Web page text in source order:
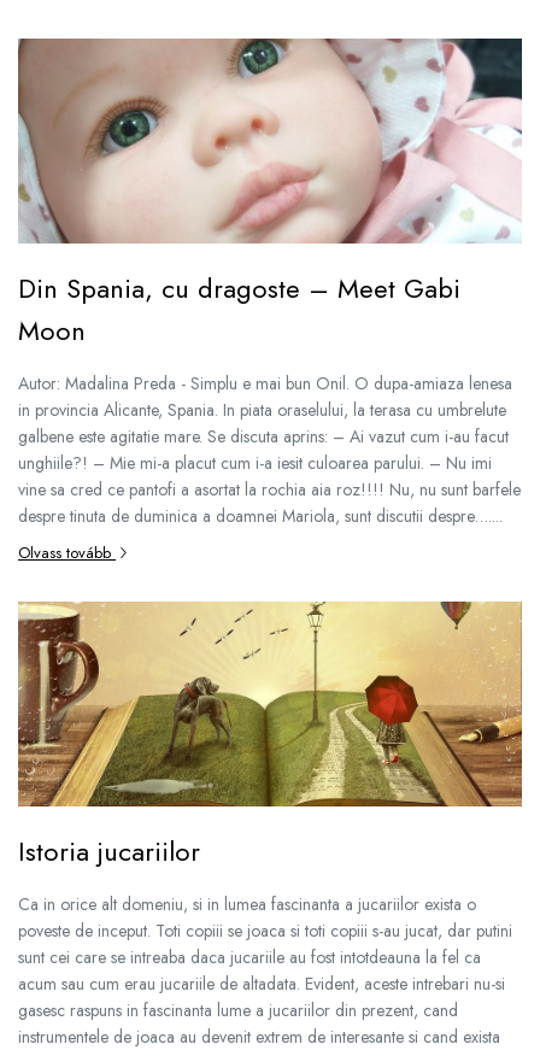
Din Spania, cu dragoste – Meet Gabi
Moon
Autor: Madalina Preda - Simplu e mai bun Onil. O dupa-amiaza lenesa
in provincia Alicante, Spania. In piata oraselului, la terasa cu umbrelute
galbene este agitatie mare. Se discuta aprins: – Ai vazut cum i-au facut
unghiile?! – Mie mi-a placut cum i-a iesit culoarea parului. – Nu imi
vine sa cred ce pantofi a asortat la rochia aia roz!!!! Nu, nu sunt barfele
despre tinuta de duminica a doamnei Mariola, sunt discutii despre…....
Olvass tovább
Istoria jucariilor
Ca in orice alt domeniu, si in lumea fascinanta a jucariilor exista o
poveste de inceput. Toti copiii se joaca si toti copiii s-au jucat, dar putini
sunt cei care se intreaba daca jucariile au fost intotdeauna la fel ca
acum sau cum erau jucariile de altadata. Evident, aceste intrebari nu-si
gasesc raspuns in fascinanta lume a jucariilor din prezent, cand
instrumentele de joaca au devenit extrem de interesante si cand exista